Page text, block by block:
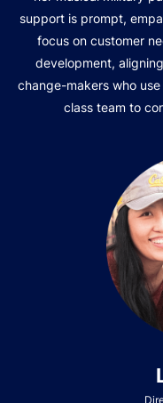
support is prompt,
focus on customer
development,
change-makers who
class team to